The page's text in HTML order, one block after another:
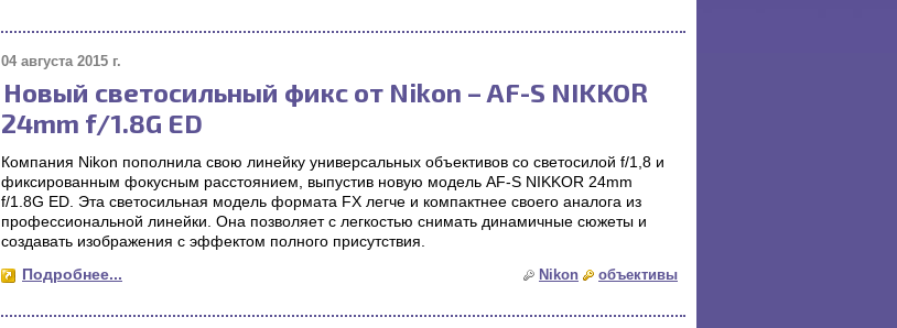
04 августа 2015 г.
Новый светосильный фикс от Nikon – AF-S NIKKOR
24mm f/1.8G ED
Компания Nikon пополнила свою линейку универсальных объективов со светосилой f/1,8 и
фиксированным фокусным расстоянием, выпустив новую модель AF-S NIKKOR 24mm
f/1.8G ED. Эта светосильная модель формата FX легче и компактнее своего аналога из
профессиональной линейки. Она позволяет с легкостью снимать динамичные сюжеты и
создавать изображения с эффектом полного присутствия.
Подробнее...
Nikon объективы